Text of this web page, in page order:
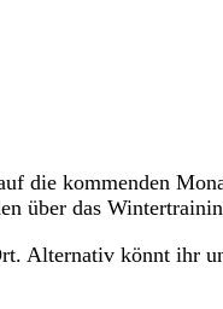
die kommenden
über das
Alternativ könnt ihr